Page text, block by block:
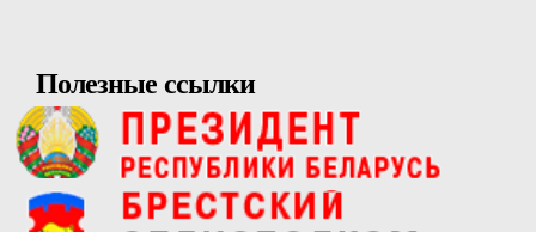
Полезные ссылки